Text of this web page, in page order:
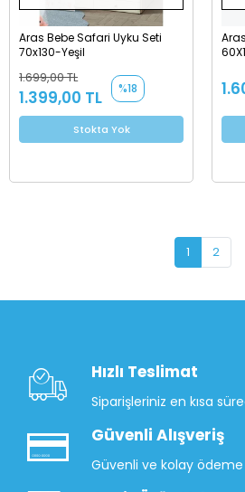
Aras Bebe Safari Uyku Seti
70x130-Yeşil
1.699,00 TL
1.399,00 TL %18
Stokta Yok
1 2
Hızlı Teslimat
Siparişleriniz en kısa
Güvenli Alışveriş
Güvenli ve kolay